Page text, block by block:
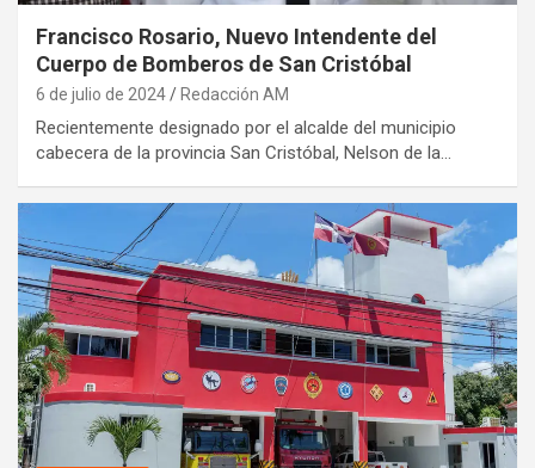
Francisco Rosario, Nuevo Intendente del
Cuerpo de Bomberos de San Cristóbal
6 de julio de 2024 Redacción AM
Recientemente designado por el alcalde del municipio
cabecera de la provincia San Cristóbal, Nelson de la…